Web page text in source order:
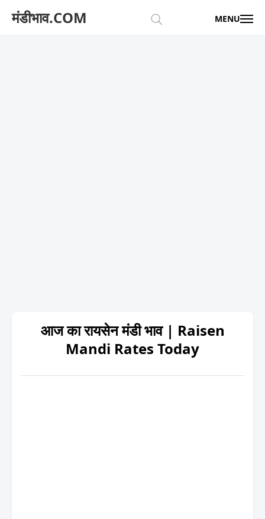
मंडीभाव.COM MENU
आज का रायसेन मंडी भाव | Raisen
Mandi Rates Today